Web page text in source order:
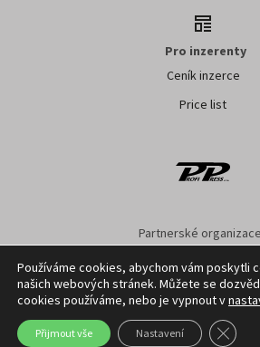
Pro inzerenty
Ceník inzerce
Price list
Partnerské
Nastavení cookies GDPR
Copyright © 2026 Profi Press
Používáme cookies, abychom vám poskytli
našich webových stránek. Můžete se
cookies používáme, nebo je vypnout v
Přijmout vše Nastavení Zavřít